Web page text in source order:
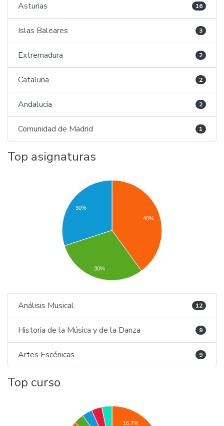
Asturias 16
Islas Baleares 3
Extremadura 2
Cataluña 2
Andalucía 2
Comunidad de Madrid 1
Top asignaturas
40%
30%
30%
Análisis Musical 12
Historia de la Música y de la Danza 9
Artes Escénicas 9
Top curso
16.7%